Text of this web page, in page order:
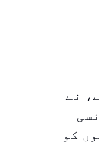
تھے، نے
کو